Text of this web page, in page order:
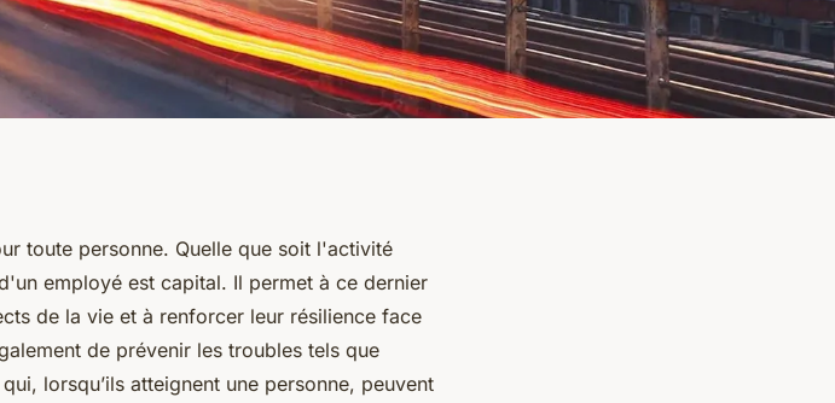
au
toute personne. Quelle que soit l'activité
employé est capital. Il permet à ce dernier
de la vie et à renforcer leur résilience face
de prévenir les troubles tels que
lorsqu’ils atteignent une personne, peuvent